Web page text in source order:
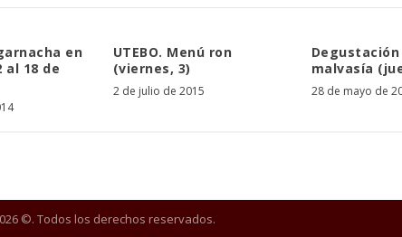
en
al 18 de
UTEBO. Menú ron
(viernes, 3)
2 de julio de 2015
malvasía
28 de mayo de
©. Todos los derechos reservados.